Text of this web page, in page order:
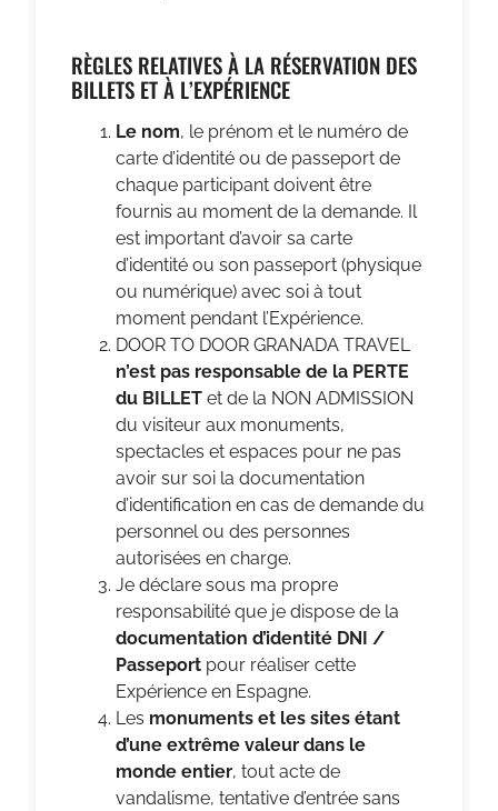
RÈGLES RELATIVES À LA RÉSERVATION DES
BILLETS ET À L’EXPÉRIENCE
Le nom, le prénom et le numéro de
carte d’identité ou de passeport de
chaque participant doivent être
fournis au moment de la demande. Il
est important d’avoir sa carte
d’identité ou son passeport (physique
ou numérique) avec soi à tout
moment pendant l’Expérience.
DOOR TO DOOR GRANADA TRAVEL
n’est pas responsable de la PERTE
du BILLET et de la NON ADMISSION
du visiteur aux monuments,
spectacles et espaces pour ne pas
avoir sur soi la documentation
d’identification en cas de demande du
personnel ou des personnes
autorisées en charge.
Je déclare sous ma propre
responsabilité que je dispose de la
documentation d’identité DNI /
Passeport pour réaliser cette
Expérience en Espagne.
Les monuments et les sites étant
d’une extrême valeur dans le
monde entier, tout acte de
vandalisme, tentative d’entrée sans